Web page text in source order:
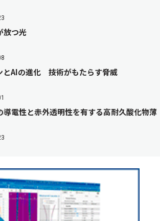
放つ光
とAIの進化 技術がもたらす脅威
導電性と赤外透明性を有する高耐久酸化物薄